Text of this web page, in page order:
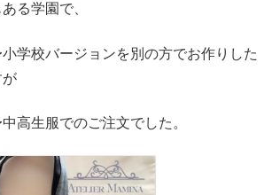
る学園で、
学校バージョンを別の方でお作りした
が
高生服でのご注文でした。